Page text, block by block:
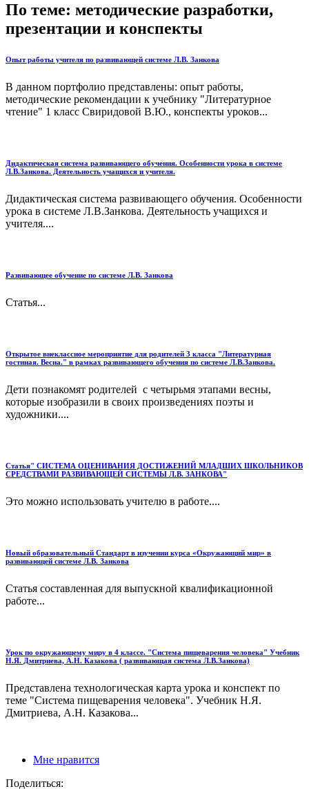
По теме: методические разработки,
презентации и конспекты
Опыт работы учителя по развивающей системе Л.В. Занкова
В данном портфолио представлены: опыт работы,
методические рекомендации к учебнику "Литературное
чтение" 1 класс Свиридовой В.Ю., конспекты уроков...
Дидактическая система развивающего обучения. Особенности урока в системе
Л.В.Занкова. Деятельность учащихся и учителя.
Дидактическая система развивающего обучения. Особенности
урока в системе Л.В.Занкова. Деятельность учащихся и
учителя....
Развивающее обучение по системе Л.В. Занкова
Статья...
Открытое внеклассное мероприятие для родителей 3 класса "Литературная
гостиная. Весна." в рамках развивающего обучения по системе Л.В.Занкова.
Дети познакомят родителей с четырьмя этапами весны,
которые изобразили в своих произведениях поэты и
художники....
Статья" СИСТЕМА ОЦЕНИВАНИЯ ДОСТИЖЕНИЙ МЛАДШИХ ШКОЛЬНИКОВ
СРЕДСТВАМИ РАЗВИВАЮЩЕЙ СИСТЕМЫ Л.В. ЗАНКОВА"
Это можно использовать учителю в работе....
Новый образовательный Стандарт в изучении курса «Окружающий мир» в
развивающей системе Л.В. Занкова
Статья составленная для выпускной квалификационной
работе...
Урок по окружающему миру в 4 классе. "Система пищеварения человека" Учебник
Н.Я. Дмитриева, А.Н. Казакова ( развивающая система Л.В.Занкова)
Представлена технологическая карта урока и конспект по
теме "Система пищеварения человека". Учебник Н.Я.
Дмитриева, А.Н. Казакова...
Мне нравится
Поделиться: